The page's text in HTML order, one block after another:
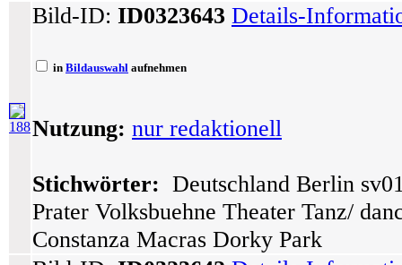
188
Bild-ID: ID0323643 Details-
in Bildauswahl aufnehmen
Nutzung: nur redaktionell
Stichwörter: Deutschland Berlin
Prater Volksbuehne Theater Tanz/
Constanza Macras Dorky Park